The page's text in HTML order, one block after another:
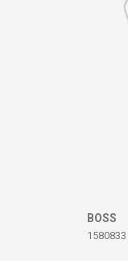
BOSS
1580833